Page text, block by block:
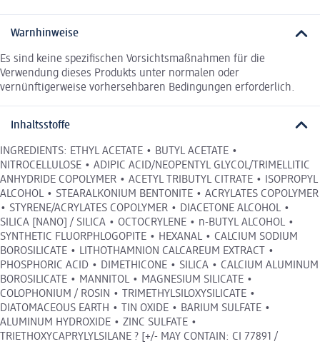
Warnhinweise
Es sind keine spezifischen Vorsichtsmaßnahmen für die
Verwendung dieses Produkts unter normalen oder
vernünftigerweise vorhersehbaren Bedingungen erforderlich.
Inhaltsstoffe
INGREDIENTS: ETHYL ACETATE • BUTYL ACETATE •
NITROCELLULOSE • ADIPIC ACID/NEOPENTYL GLYCOL/TRIMELLITIC
ANHYDRIDE COPOLYMER • ACETYL TRIBUTYL CITRATE • ISOPROPYL
ALCOHOL • STEARALKONIUM BENTONITE • ACRYLATES COPOLYMER
• STYRENE/ACRYLATES COPOLYMER • DIACETONE ALCOHOL •
SILICA [NANO] / SILICA • OCTOCRYLENE • n-BUTYL ALCOHOL •
SYNTHETIC FLUORPHLOGOPITE • HEXANAL • CALCIUM SODIUM
BOROSILICATE • LITHOTHAMNION CALCAREUM EXTRACT •
PHOSPHORIC ACID • DIMETHICONE • SILICA • CALCIUM ALUMINUM
BOROSILICATE • MANNITOL • MAGNESIUM SILICATE •
COLOPHONIUM / ROSIN • TRIMETHYLSILOXYSILICATE •
DIATOMACEOUS EARTH • TIN OXIDE • BARIUM SULFATE •
ALUMINUM HYDROXIDE • ZINC SULFATE •
TRIETHOXYCAPRYLYLSILANE ? [+/- MAY CONTAIN: CI 77891 /